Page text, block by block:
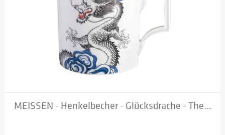
MEISSEN - Henkelbecher - Glücksdrache - The...